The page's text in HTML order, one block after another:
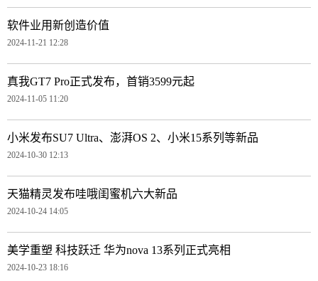
软件业用新创造价值
2024-11-21 12:28
真我GT7 Pro正式发布，首销3599元起
2024-11-05 11:20
小米发布SU7 Ultra、澎湃OS 2、小米15系列等新品
2024-10-30 12:13
天猫精灵发布哇哦闺蜜机六大新品
2024-10-24 14:05
美学重塑 科技跃迁 华为nova 13系列正式亮相
2024-10-23 18:16